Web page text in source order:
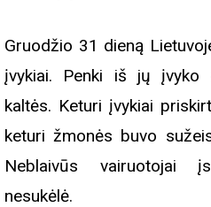
Gruodžio 31 dieną
įvykiai. Penki iš jų įvyko
kaltės. Keturi įvykiai
keturi žmonės buvo
Neblaivūs vairuotojai
nesukėlė.